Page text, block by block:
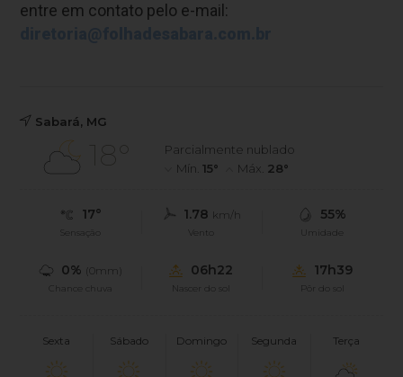
entre em contato pelo e-mail:
Sabará, MG
18°
Parcialmente nublado
Mín.15° Máx. 28°
17°
Sensação
1.78 km/h
Vento
55%
Umidade
0% (0mm)
Chance chuva
06h22
Nascer do sol
17h39
Pôr do sol
Sexta Sábado Domingo Segunda Terça